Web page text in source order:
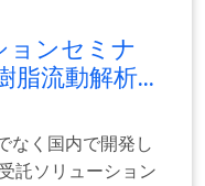
ョンセミナ
脂流動解析...
なく国内で開発し
託ソリューション